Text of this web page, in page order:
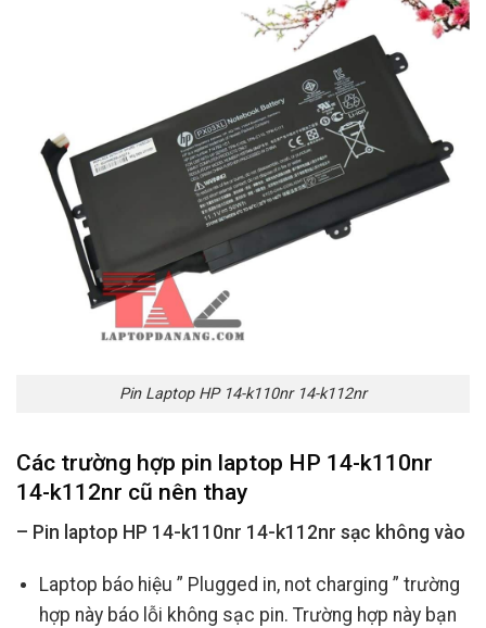
Pin Laptop HP 14-k110nr 14-k112nr
Các trường hợp pin laptop HP 14-k110nr
14-k112nr cũ nên thay
– Pin laptop HP 14-k110nr 14-k112nr sạc không vào
Laptop báo hiệu ” Plugged in, not charging ” trường
hợp này báo lỗi không sạc pin. Trường hợp này bạn